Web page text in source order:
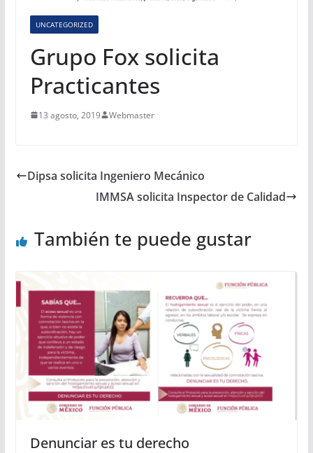
UNCATEGORIZED
Grupo Fox solicita
Practicantes
13 agosto, 2019 Webmaster
Dipsa solicita Ingeniero Mecánico
IMMSA solicita Inspector de Calidad
También te puede gustar
Denunciar es tu derecho